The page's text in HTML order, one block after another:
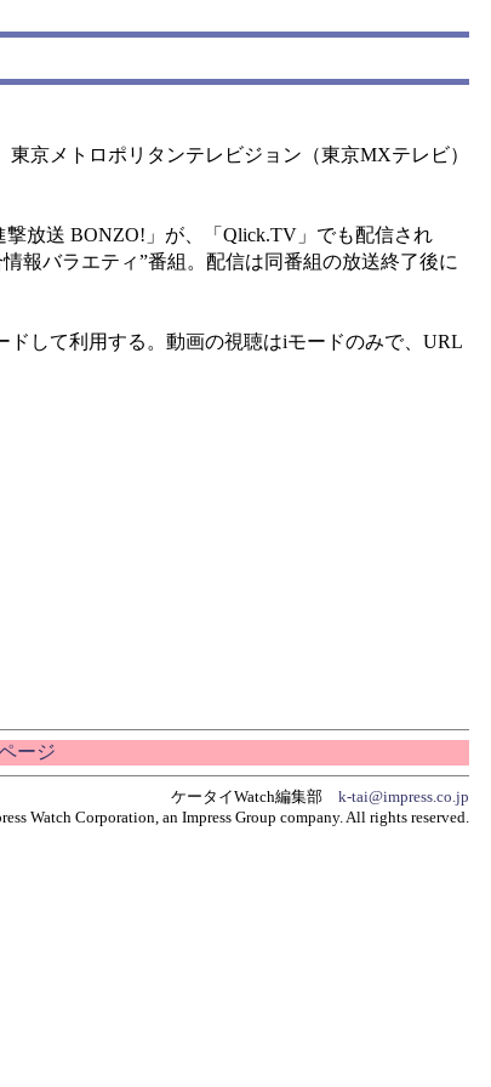
京メトロポリタンテレビジョン（東京MXテレビ）
放送 BONZO!」が、「Qlick.TV」でも配信され
報バラエティ”番組。配信は同番組の放送終了後に
して利用する。動画の視聴はiモードのみで、URL
ージ
ケータイWatch編集部 k-tai@impress.co.jp
Watch Corporation, an Impress Group company. All rights reserved.